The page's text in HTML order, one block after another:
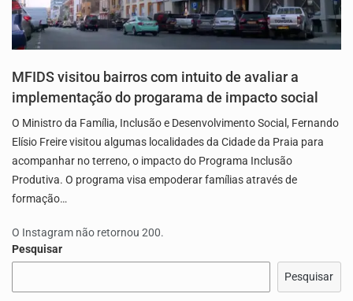
MFIDS visitou bairros com intuito de avaliar a
implementação do progarama de impacto social
O Ministro da Família, Inclusão e Desenvolvimento Social, Fernando
Elísio Freire visitou algumas localidades da Cidade da Praia para
acompanhar no terreno, o impacto do Programa Inclusão
Produtiva. O programa visa empoderar famílias através de
formação…
O Instagram não retornou 200.
Pesquisar
Pesquisar